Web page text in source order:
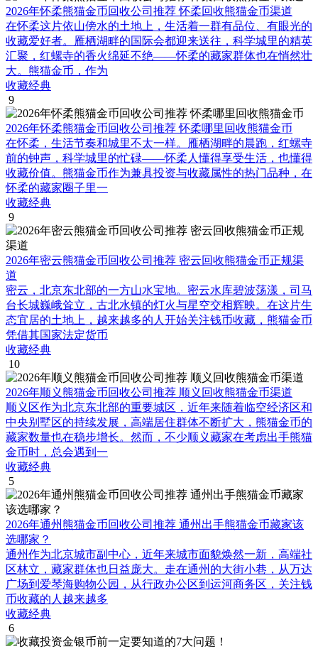
2026年怀柔熊猫金币回收公司推荐 怀柔回收熊猫金币渠道
在怀柔这片依山傍水的土地上，生活着一群有品位、有眼光的
收藏爱好者。雁栖湖畔的国际会都迎来送往，科学城里的精英
汇聚，红螺寺的香火绵延不绝——怀柔的藏家群体也在悄然壮
大。熊猫金币，作为
收藏经典
9
2026年怀柔熊猫金币回收公司推荐 怀柔哪里回收熊猫金币
在怀柔，生活节奏和城里不太一样。雁栖湖畔的晨跑，红螺寺
前的钟声，科学城里的忙碌——怀柔人懂得享受生活，也懂得
收藏价值。熊猫金币作为兼具投资与收藏属性的热门品种，在
怀柔的藏家圈子里一
收藏经典
9
2026年密云熊猫金币回收公司推荐 密云回收熊猫金币正规渠
道
密云，北京东北部的一方山水宝地。密云水库碧波荡漾，司马
台长城巍峨耸立，古北水镇的灯火与星空交相辉映。在这片生
态宜居的土地上，越来越多的人开始关注钱币收藏，熊猫金币
凭借其国家法定货币
收藏经典
10
2026年顺义熊猫金币回收公司推荐 顺义回收熊猫金币渠道
顺义区作为北京东北部的重要城区，近年来随着临空经济区和
中央别墅区的持续发展，高端居住群体不断扩大，熊猫金币的
藏家数量也在稳步增长。然而，不少顺义藏家在考虑出手熊猫
金币时，总会遇到一
收藏经典
5
2026年通州熊猫金币回收公司推荐 通州出手熊猫金币藏家该
选哪家？
通州作为北京城市副中心，近年来城市面貌焕然一新，高端社
区林立，藏家群体也日益庞大。走在通州的大街小巷，从万达
广场到爱琴海购物公园，从行政办公区到运河商务区，关注钱
币收藏的人越来越多
收藏经典
6